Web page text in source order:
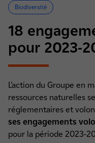
Biodiversité
18
pour 2023-
L’action du Groupe en
ressources naturelles
réglementaires et
ses engagements
pour la période 2023-